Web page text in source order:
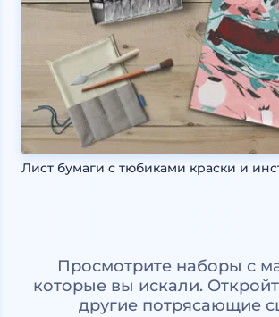
Лист бумаги с тюбиками краски и
Просмотрите наборы с
которые вы искали.
другие потрясающие